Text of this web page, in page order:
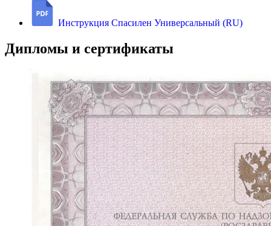
Инструкция Спасилен Универсальный (RU)
Дипломы и сертификаты